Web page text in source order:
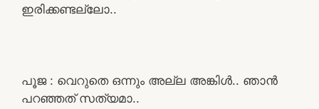
ഇരിക്കണ്ടല്ലോ..
പൂജ : വെറുതെ ഒന്നും അല്ല അങ്കിൾ.. ഞാൻ
പറഞ്ഞത് സത്യമാ..